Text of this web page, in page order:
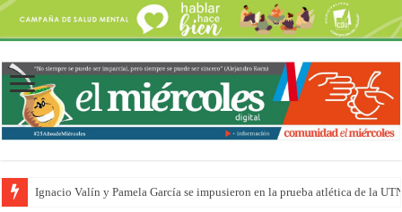
Ignacio Valín y Pamela García se impusieron en la prueba atlética de la